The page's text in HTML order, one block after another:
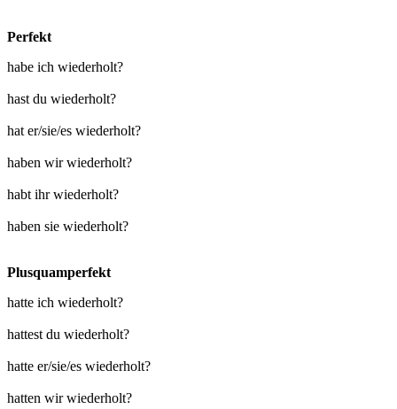
Perfekt
habe ich wiederholt?
hast du wiederholt?
hat er/sie/es wiederholt?
haben wir wiederholt?
habt ihr wiederholt?
haben sie wiederholt?
Plusquamperfekt
hatte ich wiederholt?
hattest du wiederholt?
hatte er/sie/es wiederholt?
hatten wir wiederholt?